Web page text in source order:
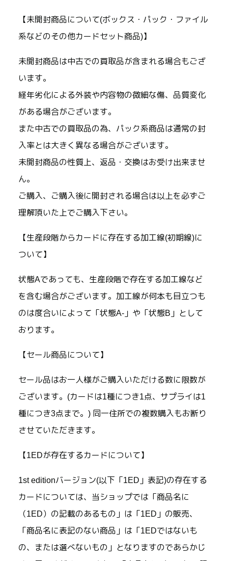
【未開封商品について(ボックス・パック・ファイル
系などのその他カードセット商品)】
未開封商品は中古での買取品が含まれる場合もござ
います。
経年劣化による外装や内容物の微細な傷、品質変化
がある場合がございます。
また中古での買取品の為、パック系商品は通常の封
入率とは大きく異なる場合がございます。
未開封商品の性質上、返品・交換はお受け出来ませ
ん。
ご購入、ご購入後に開封される場合は以上を必ずご
理解頂いた上でご購入下さい。
【生産段階からカードに存在する加工線(初期線)に
ついて】
状態Aであっても、生産段階で存在する加工線など
を含む場合がございます。加工線が何本も目立つも
のは度合いによって「状態A-」や「状態B」として
おります。
【セール商品について】
セール品はお一人様がご購入いただける数に限数が
ございます。(カードは1種につき1点、サプライは1
種につき3点まで。) 同一住所での複数購入もお断り
させていただきます。
【1EDが存在するカードについて】
1st editionバージョン(以下「1ED」表記)の存在する
カードについては、当ショップでは「商品名に
（1ED）の記載のあるもの」は「1ED」の販売、
「商品名に表記のない商品」は「1EDではないも
の、または選べないもの」となりますのであらかじ